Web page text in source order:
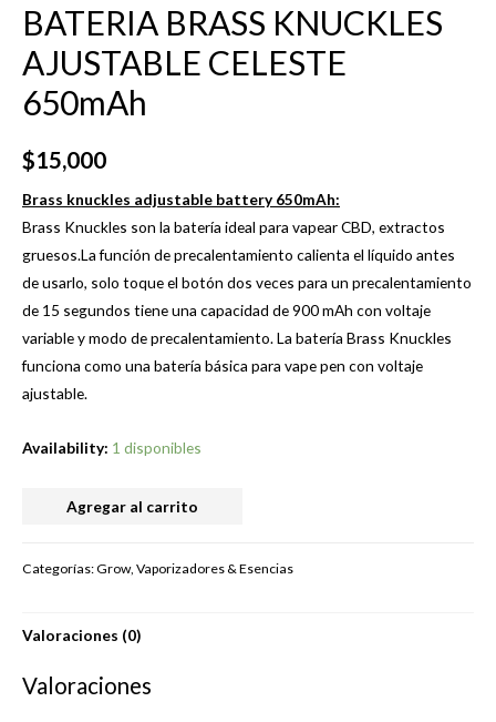
BATERIA BRASS KNUCKLES
AJUSTABLE CELESTE
650mAh
$15,000
Brass knuckles adjustable battery 650mAh:
Brass Knuckles son la batería ideal para vapear CBD, extractos
gruesos.La función de precalentamiento calienta el líquido antes
de usarlo, solo toque el botón dos veces para un precalentamiento
de 15 segundos tiene una capacidad de 900 mAh con voltaje
variable y modo de precalentamiento. La batería Brass Knuckles
funciona como una batería básica para vape pen con voltaje
ajustable.
Availability: 1 disponibles
BATERIA
650mAh
Agregar al carrito
Categorías:Grow, Vaporizadores & Esencias
Valoraciones (0)
Valoraciones